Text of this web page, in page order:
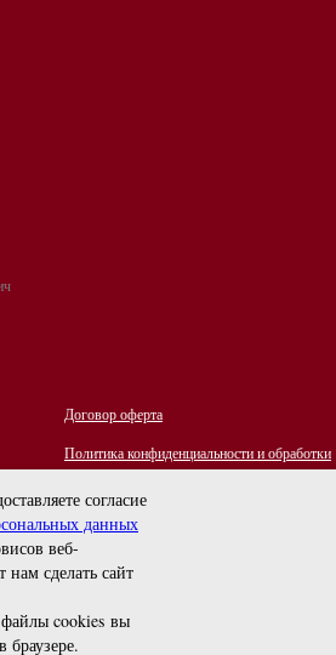
задайте вопрос
согласие
данных
веб-
сделать сайт
cookies вы
браузере.
Договор оферта
Политика конфиденциальности и обработки
персональных данных
Оплата и Доставка